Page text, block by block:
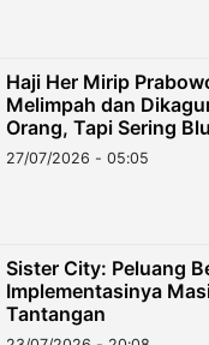
Haji Her Mirip
Melimpah dan
Orang, Tapi Sering
27/07/2026 - 05:05
Sister City: Peluang
Implementasinya
Tantangan